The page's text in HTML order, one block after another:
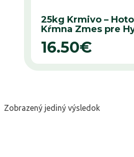
25kg Krmivo –
Kŕmna Zmes pre
16.50€
Zobrazený jediný výsledok